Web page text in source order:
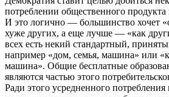
потреблении общественного
И это логично — большинство хочет
хуже других, а еще лучше — «как
всех есть некий стандартный,
например «дом, семья, машина» или
машина». Общие бесплатные
являются частью этого
Ради этого усредненного потребления